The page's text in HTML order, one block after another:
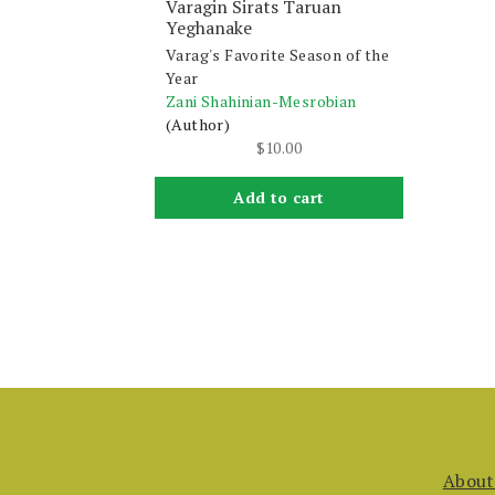
Varagin Sirats Taruan
Yeghanake
Varag's Favorite Season of the
Year
Zani Shahinian-Mesrobian
(Author)
$10.00
Add to cart